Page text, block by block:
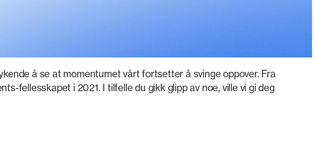
å se at momentumet vårt fortsetter å svinge oppover. Fra
fellesskapet i 2021. I tilfelle du gikk glipp av noe, ville vi gi deg